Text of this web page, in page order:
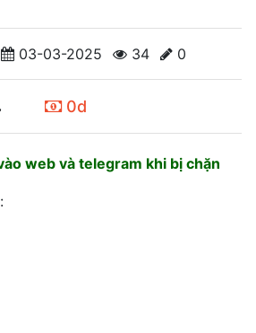
03-03-2025 34 0
0d
web và telegram khi bị chặn